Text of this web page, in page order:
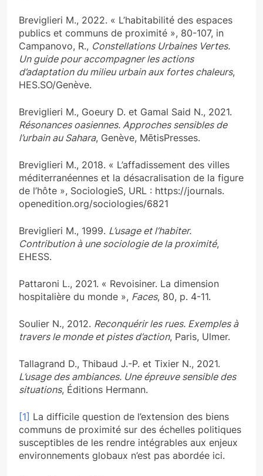
Breviglieri M., 2022. « L’habitabilité des espaces
publics et communs de proximité », 80-107, in
Campanovo, R., Constellations Urbaines Vertes.
Un guide pour accompagner les actions
d’adaptation du milieu urbain aux fortes chaleurs,
HES.SO/Genève.
Breviglieri M., Goeury D. et Gamal Said N., 2021.
Résonances oasiennes. Approches sensibles de
l’urbain au Sahara, Genève, MētisPresses.
Breviglieri M., 2018. « L’affadissement des villes
méditerranéennes et la désacralisation de la figure
de l’hôte », SociologieS, URL : https://journals.
openedition.org/sociologies/6821
Breviglieri M., 1999. L’usage et l’habiter.
Contribution à une sociologie de la proximité,
EHESS.
Pattaroni L., 2021. « Revoisiner. La dimension
hospitalière du monde », Faces, 80, p. 4-11.
Soulier N., 2012. Reconquérir les rues. Exemples à
travers le monde et pistes d’action, Paris, Ulmer.
Tallagrand D., Thibaud J.-P. et Tixier N., 2021.
L’usage des ambiances. Une épreuve sensible des
situations, Éditions Hermann.
[1] La difficile question de l’extension des biens
communs de proximité sur des échelles politiques
susceptibles de les rendre intégrables aux enjeux
environnements globaux n’est pas abordée ici.